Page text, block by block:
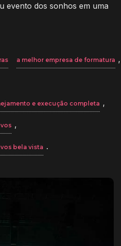
evento dos sonhos em uma
a melhor empresa de formatura ,
e execução completa ,
,
bela vista .